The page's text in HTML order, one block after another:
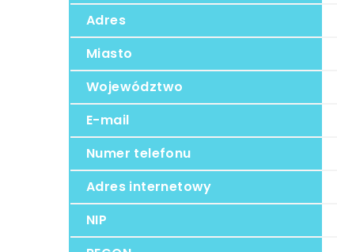
Adres
Miasto
Województwo
E-mail
Numer telefonu
Adres internetowy
NIP